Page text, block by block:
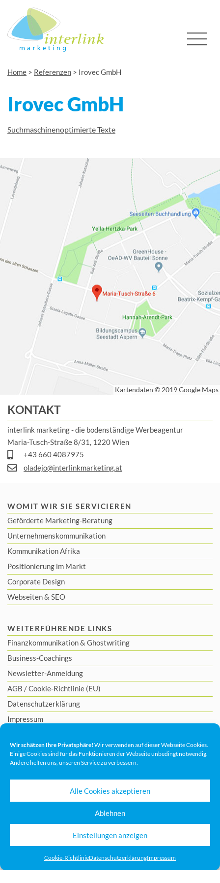
Wir schätzen Ihre Privatsphäre! Wir verwenden auf dieser Webseite Cookies.
Einige Cookies sind für das Funktionieren der Webseite unbedingt notwendig.
Andere helfen uns, unseren Service zu verbessern.
Alle Cookies akzeptieren
Ablehnen
Einstellungen anzeigen
Cookie-RichtlinieDatenschutzerklärungImpressum
Home > Referenzen > Irovec GmbH
Irovec GmbH
Suchmaschinenoptimierte Texte
KONTAKT
interlink marketing - die bodenständige Werbeagentur
Maria-Tusch-Straße 8/31, 1220 Wien
+43 660 4087975
oladejo@interlinkmarketing.at
WOMIT WIR SIE SERVICIEREN
Geförderte Marketing-Beratung
Unternehmenskommunikation
Kommunikation Afrika
Positionierung im Markt
Corporate Design
Webseiten & SEO
WEITERFÜHRENDE LINKS
Finanzkommunikation& Ghostwriting
Business-Coachings
Newsletter-Anmeldung
AGB /Cookie-Richtlinie (EU)
Datenschutzerklärung
Impressum